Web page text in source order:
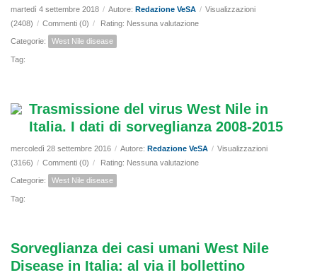
martedì 4 settembre 2018 / Autore: Redazione VeSA / Visualizzazioni
(2408) / Commenti (0) / Rating: Nessuna valutazione
Categorie: West Nile disease
Tag:
Trasmissione del virus West Nile in
Italia. I dati di sorveglianza 2008-2015
mercoledì 28 settembre 2016 / Autore: Redazione VeSA / Visualizzazioni
(3166) / Commenti (0) / Rating: Nessuna valutazione
Categorie: West Nile disease
Tag:
Sorveglianza dei casi umani West Nile
Disease in Italia: al via il bollettino